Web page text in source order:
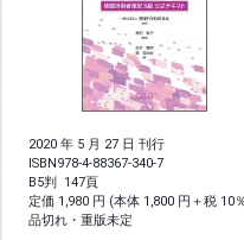
2020 年 5 月 27 日 刊行
ISBN978-4-88367-340-7
B5判 147頁
定価 1,980 円 (本体 1,800 円＋税 10％
品切れ・重版未定